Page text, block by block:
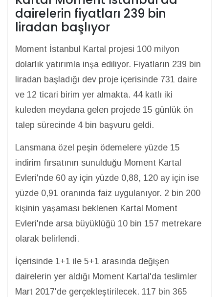
dairelerin fiyatları 239 bin
liradan başlıyor
Moment İstanbul Kartal projesi 100 milyon
dolarlık yatırımla inşa ediliyor. Fiyatların 239 bin
liradan başladığı dev proje içerisinde 731 daire
ve 12 ticari birim yer almakta. 44 katlı iki
kuleden meydana gelen projede 15 günlük ön
talep sürecinde 4 bin başvuru geldi.
Lansmana özel peşin ödemelere yüzde 15
indirim fırsatının sunulduğu Moment Kartal
Evleri'nde 60 ay için yüzde 0,88, 120 ay için ise
yüzde 0,91 oranında faiz uygulanıyor. 2 bin 200
kişinin yaşaması beklenen Kartal Moment
Evleri'nde arsa büyüklüğü 10 bin 157 metrekare
olarak belirlendi.
İçerisinde 1+1 ile 5+1 arasında değişen
dairelerin yer aldığı Moment Kartal'da teslimler
Mart 2017'de gerçekleştirilecek. 117 bin 365